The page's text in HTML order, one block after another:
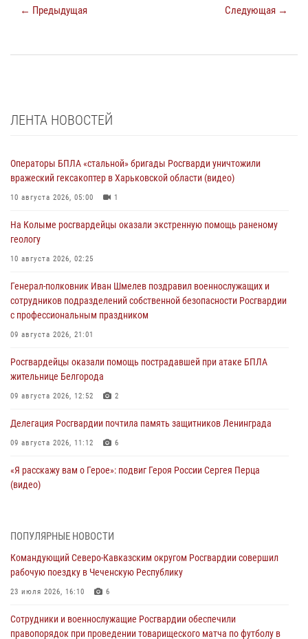
← Предыдущая Следующая →
ЛЕНТА НОВОСТЕЙ
Операторы БПЛА «стальной» бригады Росгварди уничтожили
вражеский гексакоптер в Харьковской области (видео)
10 августа 2026, 05:00 1
На Колыме росгвардейцы оказали экстренную помощь раненому
геологу
10 августа 2026, 02:25
Генерал-полковник Иван Шмелев поздравил военнослужащих и
сотрудников подразделений собственной безопасности Росгвардии
с профессиональным праздником
09 августа 2026, 21:01
Росгвардейцы оказали помощь пострадавшей при атаке БПЛА
жительнице Белгорода
09 августа 2026, 12:52 2
Делегация Росгвардии почтила память защитников Ленинграда
09 августа 2026, 11:12 6
«Я расскажу вам о Герое»: подвиг Героя России Сергея Перца
(видео)
Росгвардейцы в зоне СВО передали подарки детям и помогли
09 августа 2026, 09:00
В Чеченской Республике пожарные расчеты Росгвардии и МЧС
09 августа 2026, 08:00
ПОПУЛЯРНЫЕ НОВОСТИ
Командующий Северо-Кавказским округом Росгвардии совершил
рабочую поездку в Чеченскую Республику
23 июля 2026, 16:10 6
Сотрудники и военнослужащие Росгвардии обеспечили
правопорядок при проведении товарищеского матча по футболу в